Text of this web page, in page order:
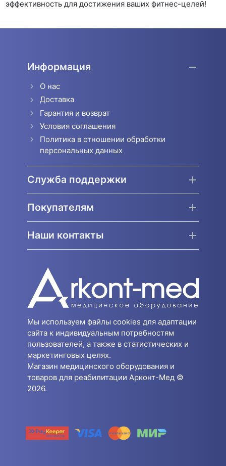
эффективность для достижения ваших фитнес-целей!
Информация
О нас
Доставка
Гарантия и возврат
Условия соглашения
Политика в отношении обработки
персональных данных
Служба поддержки
Покупателям
Наши контакты
Мы используем файлы cookies для адаптации
сайта к индивидуальным потребностям
пользователей, а также в статистических и
маркетинговых целях.
Магазин медицинского оборудования и
товаров для реабилитации Арконт-Мед ©
2026.